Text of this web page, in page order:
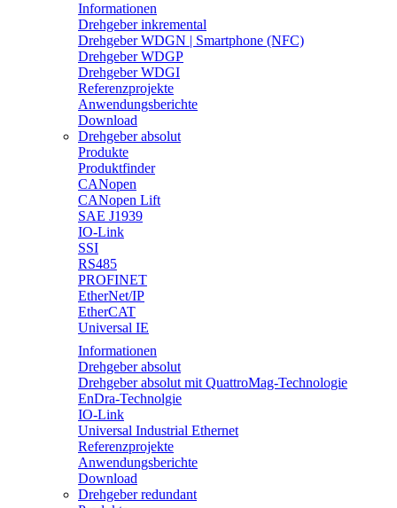
Informationen
Drehgeber inkremental
Drehgeber WDGN | Smartphone (NFC)
Drehgeber WDGP
Drehgeber WDGI
Referenzprojekte
Anwendungsberichte
Download
Drehgeber absolut
Produkte
Produktfinder
CANopen
CANopen Lift
SAE J1939
IO-Link
SSI
RS485
PROFINET
EtherNet/IP
EtherCAT
Universal IE
Informationen
Drehgeber absolut
Drehgeber absolut mit QuattroMag-Technologie
EnDra-Technolgie
IO-Link
Universal Industrial Ethernet
Referenzprojekte
Anwendungsberichte
Download
Drehgeber redundant